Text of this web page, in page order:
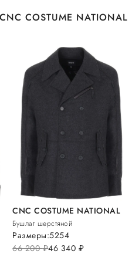
COSTUME NATIONAL
CNC COSTUME NATIONAL
Бушлат шерстяной
66 200руб.46 340 руб.
Размеры:5254